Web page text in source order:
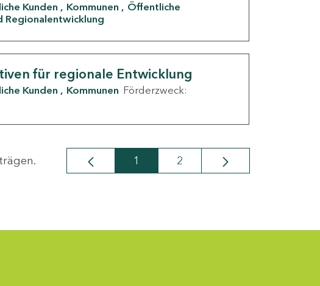
Kunden Kommunen
Öffentliche
Regionalentwicklung
für regionale Entwicklung
Kunden Kommunen Förderzweck:
Seite
1 Seite
2